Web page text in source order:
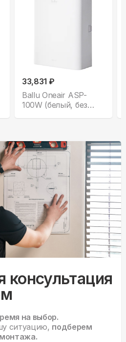
33,831 ₽
Ballu Oneair ASP-
100W (белый, без
консультация
на выбор.
ситуацию, подберем